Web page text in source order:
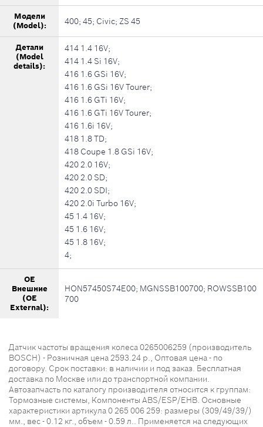
Модели
(Model):
400; 45; Civic; ZS 45
Детали
(Model
details):
414 1.4 16V;
414 1.4 Si 16V;
416 1.6 GSi 16V;
416 1.6 GSi 16V Tourer;
416 1.6 GTi 16V;
416 1.6 GTi 16V Tourer;
416 1.6i 16V;
418 1.8 TD;
418 Coupe 1.8 GSi 16V;
420 2.0 16V;
420 2.0 SD;
420 2.0 SDI;
420 2.0i Turbo 16V;
45 1.4 16V;
45 1.6 16V;
45 1.8 16V;
4;
OE
Внешние
(OE
External):
HON57450S74E00; MGNSSB100700; ROWSSB100
700
Датчик частоты вращения колеса 0265006259 (производитель
BOSCH) - Розничная цена 2593.24 р., Оптовая цена - по
договору. Срок поставки: в наличии и под заказ. Бесплатная
доставка по Москве или до транспортной компании.
Автозапчасть по каталогу производителя относится к группам:
Тормозные системы, Компоненты ABS/ESP/EHB. Основные
характеристики артикула 0 265 006 259: размеры (309/49/39/)
мм., вес - 0.12 кг., объем - 0.59 л.. Применяется на следующих